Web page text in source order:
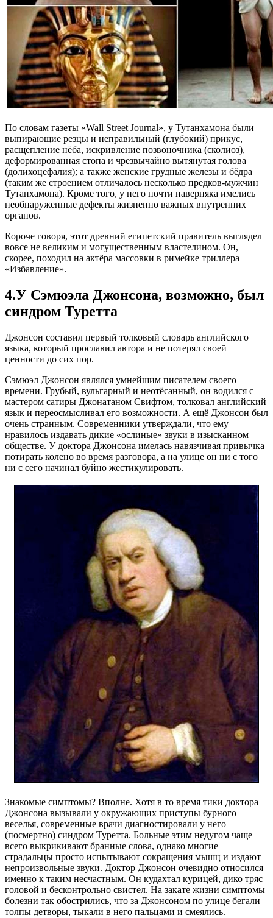
По словам газеты «Wall Street Journal», у Тутанхамона были
выпирающие резцы и неправильный (глубокий) прикус,
расщепление нёба, искривление позвоночника (сколиоз),
деформированная стопа и чрезвычайно вытянутая голова
(долихоцефалия); а также женские грудные железы и бёдра
(таким же строением отличалось несколько предков-мужчин
Тутанхамона). Кроме того, у него почти наверняка имелись
необнаруженные дефекты жизненно важных внутренних
органов.
Короче говоря, этот древний египетский правитель выглядел
вовсе не великим и могущественным властелином. Он,
скорее, походил на актёра массовки в римейке триллера
«Избавление».
4.У Сэмюэла Джонсона, возможно, был
синдром Туретта
Джонсон составил первый толковый словарь английского
языка, который прославил автора и не потерял своей
ценности до сих пор.
Сэмюэл Джонсон являлся умнейшим писателем своего
времени. Грубый, вульгарный и неотёсанный, он водился с
мастером сатиры Джонатаном Свифтом, толковал английский
язык и переосмысливал его возможности. А ещё Джонсон был
очень странным. Современники утверждали, что ему
нравилось издавать дикие «ослиные» звуки в изысканном
обществе. У доктора Джонсона имелась навязчивая привычка
потирать колено во время разговора, а на улице он ни с того
ни с сего начинал буйно жестикулировать.
Знакомые симптомы? Вполне. Хотя в то время тики доктора
Джонсона вызывали у окружающих приступы бурного
веселья, современные врачи диагностировали у него
(посмертно) синдром Туретта. Больные этим недугом чаще
всего выкрикивают бранные слова, однако многие
страдальцы просто испытывают сокращения мышц и издают
непроизвольные звуки. Доктор Джонсон очевидно относился
именно к таким несчастным. Он кудахтал курицей, дико тряс
головой и бесконтрольно свистел. На закате жизни симптомы
болезни так обострились, что за Джонсоном по улице бегали
толпы детворы, тыкали в него пальцами и смеялись.